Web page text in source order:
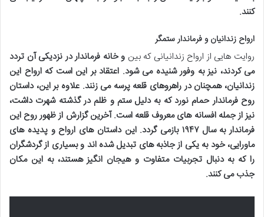
کنند.
ارواح زندانیان و فرماندار ستمگر
روایت هایی از ارواح زندانیانی که بین و خانه فرماندار در نزدیکی آن تردد
می کردند، نیز به وفور شنیده می شود. اعتقاد بر این است که ارواح این
زندانیان، همچنان در راهروهای قلعه پرسه می زنند. علاوه بر این، داستان
روح فرماندار حمام نورد که به دلیل ستم و ظلم در گذشته شهرت داشت،
نیز از جمله افسانه های معروف قلعه است. آخرین گزارش از ظهور روح این
فرماندار به سال ۱۹۴۷ بازمی گردد. این داستان های ارواح و پدیده های
ماورایی، خود به یکی از جاذبه های تبدیل شده اند و بسیاری از گردشگران
را که به دنبال تجربیات متفاوت و هیجان انگیز هستند، به این مکان
جذب می کنند.